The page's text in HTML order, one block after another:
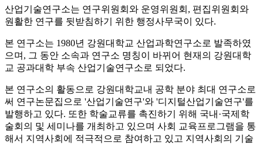
산업기술연구소는 연구위원회와 운영위원회, 편집위원회와
원활한 연구를 뒷받침하기 위한 행정사무국이 있다.
본 연구소는 1980년 강원대학교 산업과학연구소로 발족하였
으며, 그 동안 소속과 연구소 명칭이 바뀌어 현재의 강원대학
교 공과대학 부속 산업기술연구소로 되었다.
본 연구소의 활동으로 강원대학교내 공학 분야 최대 연구소로
써 연구논문집으로 '산업기술연구'와 '디지털산업기술연구'를
발행하고 있다. 또한 학술교류를 촉진하기 위해 국내·국제학
술회의 및 세미나를 개최하고 있으며 사회 교육프로그램을 통
해서 지역사회에 적극적으로 참여하고 있고 지역사회의 기술